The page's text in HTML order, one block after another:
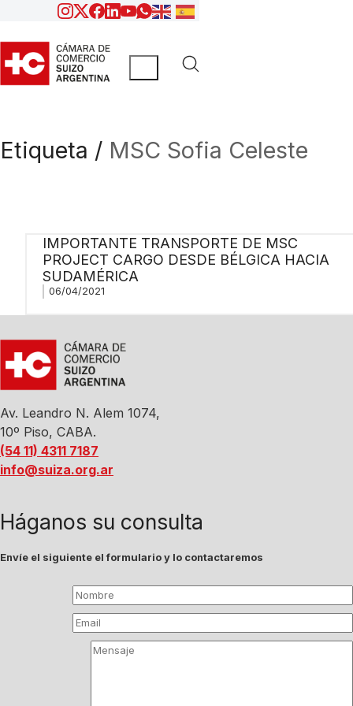
Etiqueta / MSC Sofia Celeste
IMPORTANTE TRANSPORTE DE MSC
PROJECT CARGO DESDE BÉLGICA HACIA
SUDAMÉRICA
06/04/2021
Av. Leandro N. Alem 1074,
10º Piso, CABA.
(54 11) 4311 7187
info@suiza.org.ar
Háganos su consulta
Envíe el siguiente el formulario y lo contactaremos